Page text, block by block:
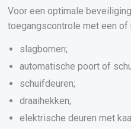
Voor een optimale
toegangscontrole met een of
slagbomen;
automatische poort of
schuifdeuren;
draaihekken;
elektrische deuren met